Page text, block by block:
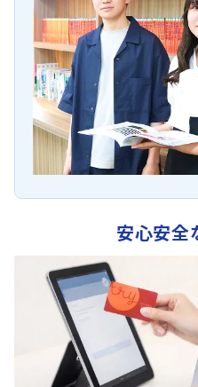
安心安全